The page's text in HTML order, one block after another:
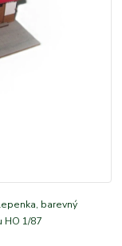
barevný
HO 1/87